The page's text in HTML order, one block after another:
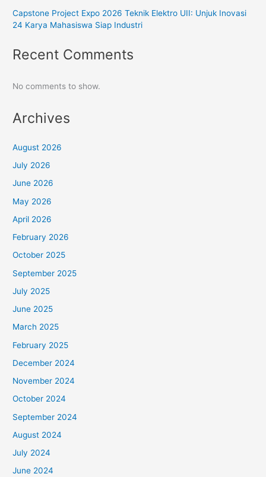
Capstone Project Expo 2026 Teknik Elektro UII: Unjuk Inovasi
24 Karya Mahasiswa Siap Industri
Recent Comments
No comments to show.
Archives
August 2026
July 2026
June 2026
May 2026
April 2026
February 2026
October 2025
September 2025
July 2025
June 2025
March 2025
February 2025
December 2024
November 2024
October 2024
September 2024
August 2024
July 2024
June 2024